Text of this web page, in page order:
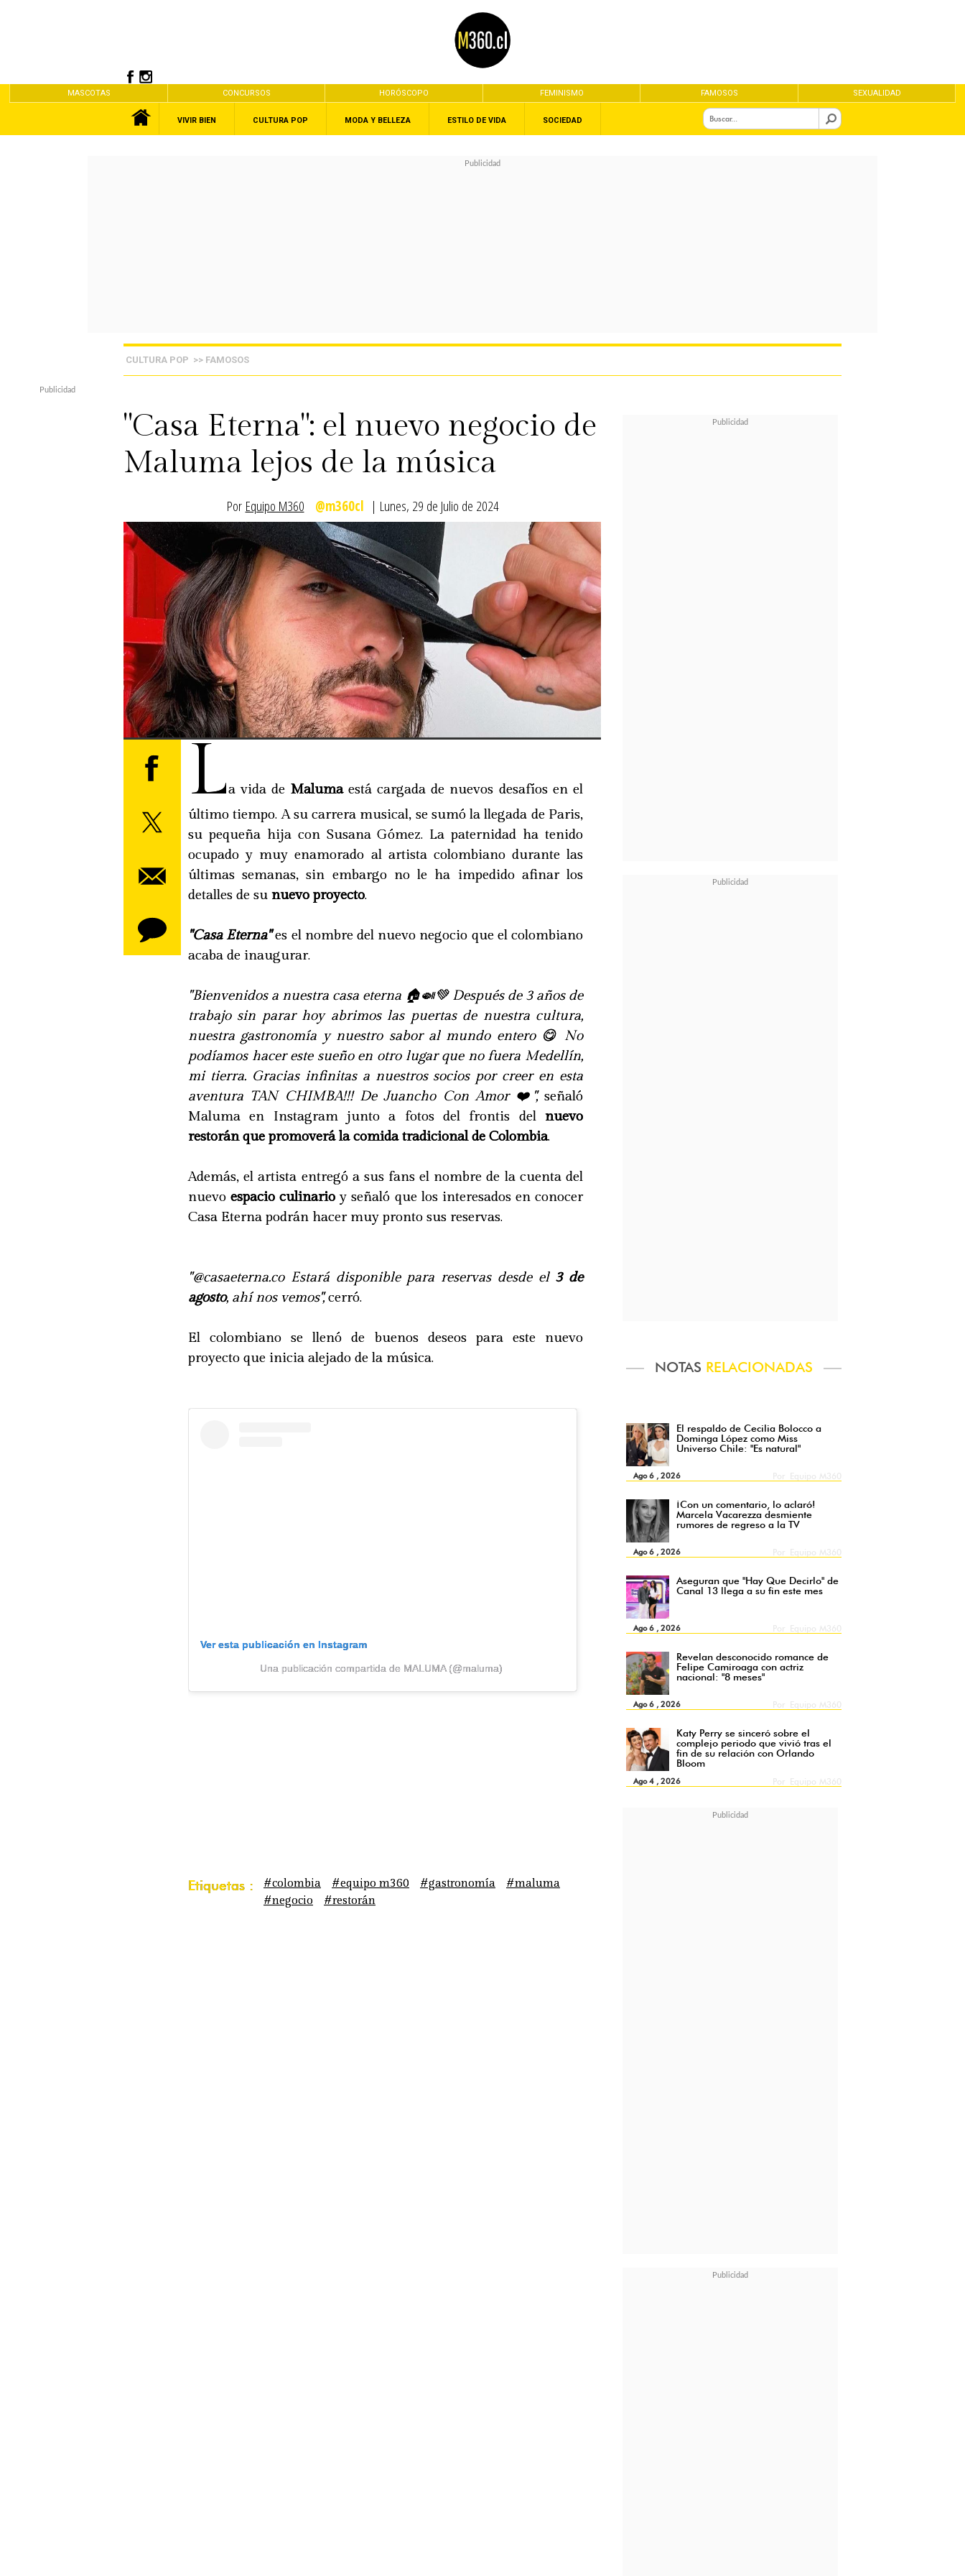
MASCOTAS CONCURSOS HORÓSCOPO FEMINISMO FAMOSOS SEXUALIDAD
VIVIR BIEN CULTURA POP MODA Y BELLEZA ESTILO DE VIDA SOCIEDAD
CULTURA POP >> FAMOSOS
"Casa Eterna": el nuevo negocio de
Maluma lejos de la música
Por Equipo M360 @m360cl | Lunes, 29 de Julio de 2024
NOTAS RELACIONADAS
El respaldo de Cecilia Bolocco a
Dominga López como Miss
Universo Chile: "Es natural"
Ago 6 , 2026
¡Con un comentario, lo aclaró!
Marcela Vacarezza desmiente
rumores de regreso a la TV
Ago 6 , 2026
Aseguran que "Hay Que Decirlo" de
Canal 13 llega a su fin este mes
Ago 6 , 2026
Revelan desconocido romance de
Felipe Camiroaga con actriz
nacional: "8 meses"
Ago 6 , 2026
Katy Perry se sinceró sobre el
complejo periodo que vivió tras el
fin de su relación con Orlando
Bloom
Ago 4 , 2026
La vida de Malumaestá cargada de nuevos desafíos en el
último tiempo. A su carrera musical, se sumó la llegada de Paris,
su pequeña hija con Susana Gómez. La paternidad ha tenido
ocupado y muy enamorado al artista colombiano durante las
últimas semanas, sin embargo no le ha impedido afinar los
detalles de su nuevo proyecto.
"Casa Eterna"es el nombre del nuevo negocio que el colombiano
acaba de inaugurar.
"Bienvenidos a nuestra casa eterna 🏠🍛💚 Después de 3 años de
trabajo sin parar hoy abrimos las puertas de nuestra cultura,
nuestra gastronomía y nuestro sabor al mundo entero 😋 No
podíamos hacer este sueño en otro lugar que no fuera Medellín,
mi tierra. Gracias infinitas a nuestros socios por creer en esta
aventura TAN CHIMBA!!! De Juancho Con Amor ❤️",señaló
Maluma en Instagram junto a fotos del frontis del nuevo
restorán que promoverá la comida tradicional de Colombia.
Además, el artista entregó a sus fans el nombre de la cuenta del
nuevoespacio culinario y señaló que los interesados en conocer
Casa Eterna podrán hacer muy pronto sus reservas.
"@casaeterna.co Estará disponible para reservas desde el 3 de
agosto, ahí nos vemos",cerró.
El colombiano se llenó de buenos deseos para este nuevo
proyecto que inicia alejado de la música.
Ver esta publicación en Instagram
Una publicación compartida de MALUMA (@maluma)
Etiquetas : #colombia #equipo m360 #gastronomía
#maluma
#negocio
#restorán